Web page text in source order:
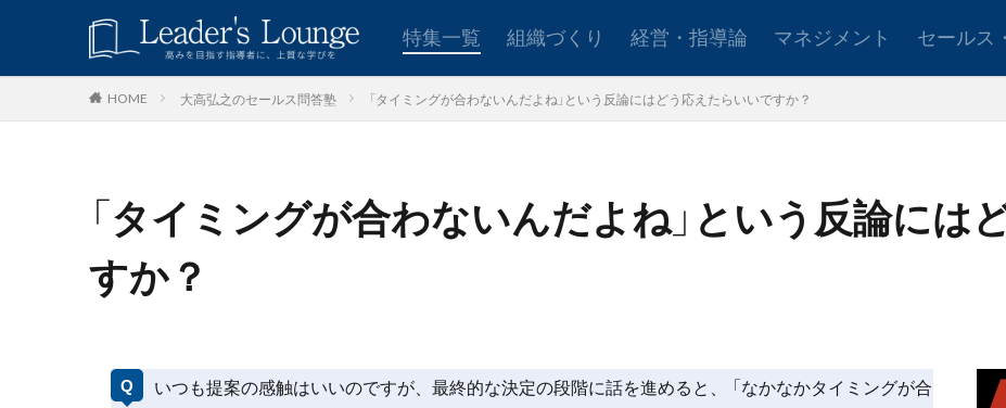
特集一覧 組織づくり 経営・指導論 マネジメント セールス
HOME 大高弘之のセールス問答塾 「タイミングが合わないんだよね」という反論にはどう応えたらいいですか？
「タイミングが合わないんだよね」という反論には
すか？
いつも提案の感触はいいのですが、最終的な決定の段階に話を進めると、 「なかなかタイミングが合
青木仁志 モチベーションアップ 後継者育成 事業承継 新規事業